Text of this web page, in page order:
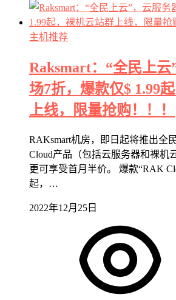
主机推荐
Raksmart：“全民上
场7折，爆款仅$ 1.99
上线，限量抢购！！！
RAKsmart机房，即日起将推出全
Cloud产品（包括云服务器和裸机
更可享受首月半价。 爆款“RAK
起，…
2022年12月25日